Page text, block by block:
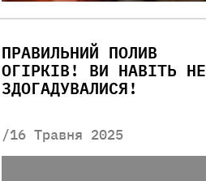
ПРАВИЛЬНИЙ ПОЛИВ
ОГІРКІВ! ВИ НАВІТЬ НЕ
ЗДОГАДУВАЛИСЯ!
/16 Травня 2025